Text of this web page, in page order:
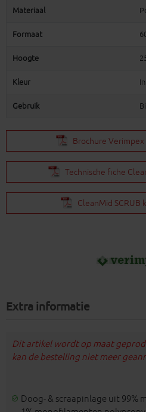
Materiaal
Formaat
Hoogte
Kleur
Gebruik
Brochure Verimpex
Technische fiche
CleanMid SCRUB
Extra informatie
Dit artikel wordt op maat
kan de bestelling niet meer
Doog- & scraapinlage uit 99%